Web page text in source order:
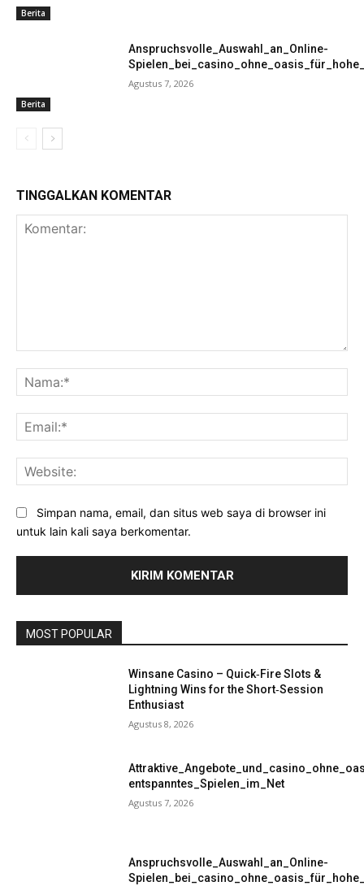
Berita
Berita
Anspruchsvolle_Auswahl_an_Online-
Agustus 7, 2026
TINGGALKAN KOMENTAR
Simpan nama, email, dan situs web saya di browser ini
untuk lain kali saya berkomentar.
MOST POPULAR
Winsane Casino – Quick‑Fire Slots &
Lightning Wins for the Short‑Session
Enthusiast
Agustus 8, 2026
entspanntes_Spielen_im_Net
Agustus 7, 2026
Anspruchsvolle_Auswahl_an_Online-